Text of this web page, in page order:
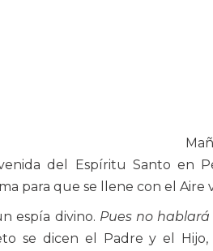
del Espíritu Santo en
para que se llene con el Aire
espía divino. Pues no
se dicen el Padre y el